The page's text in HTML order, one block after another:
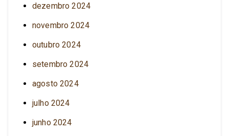
dezembro 2024
novembro 2024
outubro 2024
setembro 2024
agosto 2024
julho 2024
junho 2024